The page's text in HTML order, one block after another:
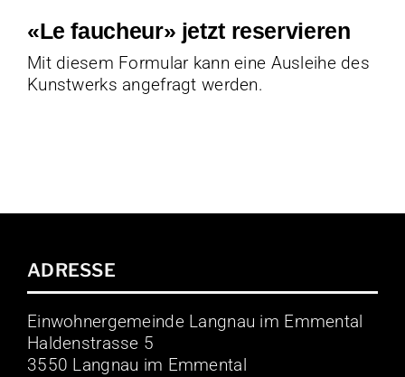
«Le faucheur» jetzt reservieren
Mit diesem Formular kann eine Ausleihe des
Kunstwerks angefragt werden.
ADRESSE
Einwohnergemeinde Langnau im Emmental
Haldenstrasse 5
3550 Langnau im Emmental